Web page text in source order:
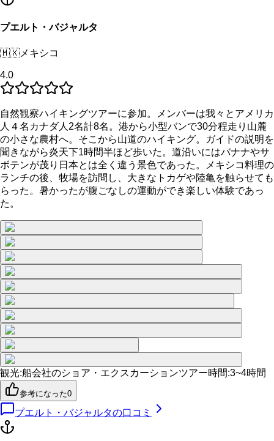
プエルト・バジャルタ
🇲🇽 メキシコ
4.0
自然観察ハイキングツアーに参加。メンバーは我々とアメリカ
人４名カナダ人2名計8名。港から小型バンで30分程走り山麓
の小さな農村へ。そこから山道のハイキング。ガイドの説明を
聞きながら炎天下1時間半ほど歩いた。道沿いにはバナナやサ
ボテンが茂り日本とは全く違う景色であった。メキシコ料理の
ランチの後、牧場を訪問し、大きなトカゲや陸亀を触らせても
らった。暑かったが腹ごなしの運動ができ楽しい体験であっ
た。
観光:船会社のショア・エクスカーションツアー時間:3~4時間
参考になった0
プエルト・バジャルタの口コミ